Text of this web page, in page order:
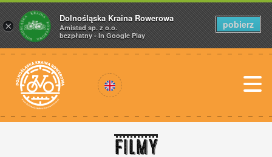
Filmy
×
Dolnośląska Kraina Rowerowa
Amistad sp. z o.o.
bezpłatny - In Google Play
pobierz